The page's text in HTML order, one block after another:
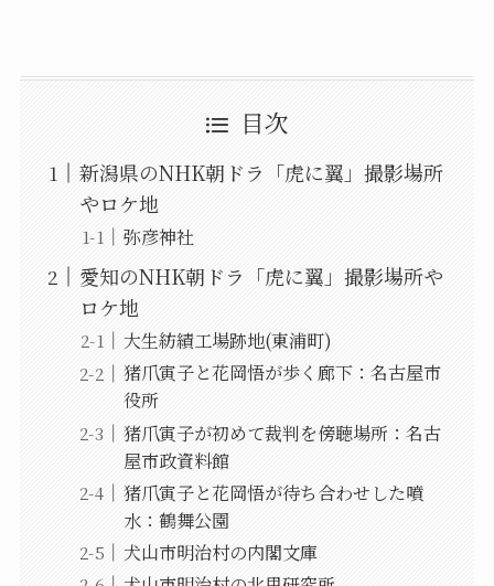
目次
新潟県のNHK朝ドラ「虎に翼」撮影場所
やロケ地
弥彦神社
愛知のNHK朝ドラ「虎に翼」撮影場所や
ロケ地
大生紡績工場跡地(東浦町)
猪爪寅子と花岡悟が歩く廊下：名古屋市
役所
猪爪寅子が初めて裁判を傍聴場所：名古
屋市政資料館
猪爪寅子と花岡悟が待ち合わせした噴
水：鶴舞公園
犬山市明治村の内閣文庫